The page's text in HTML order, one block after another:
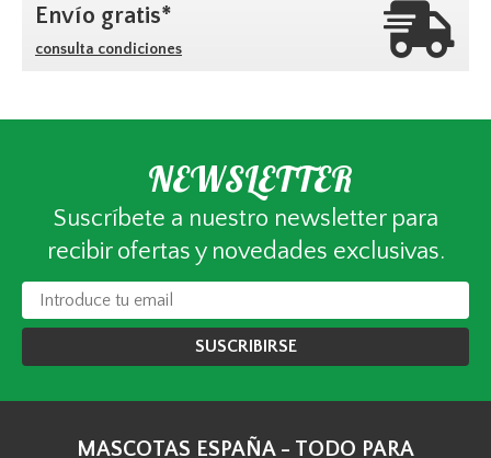
Envío gratis*
consulta condiciones
NEWSLETTER
Suscríbete a nuestro newsletter para
recibir ofertas y novedades exclusivas.
SUSCRIBIRSE
MASCOTAS ESPAÑA - TODO PARA